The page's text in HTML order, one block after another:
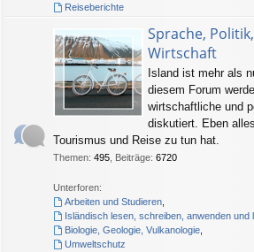
Reiseberichte
Sprache,
Wirtschaft
Island ist mehr als
diesem Forum
wirtschaftliche und
diskutiert. Eben
Tourismus und Reise zu tun hat.
Themen: 495 Beiträge: 6720
Unterforen:
Arbeiten und Studieren,
Isländisch lesen, schreiben, anwenden und
Biologie, Geologie, Vulkanologie,
Umweltschutz